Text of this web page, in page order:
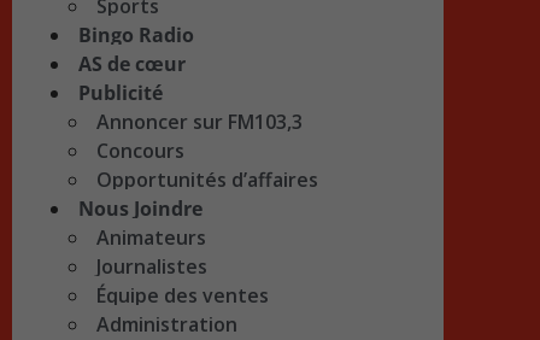
Sports
Bingo Radio
AS de cœur
Publicité
Annoncer sur FM103,3
Concours
Opportunités d’affaires
Nous Joindre
Animateurs
Journalistes
Équipe des ventes
Administration